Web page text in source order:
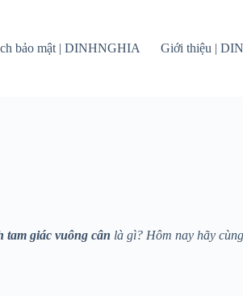
bảo mật | DINHNGHIA Giới thiệu |
tam giác vuông cân là gì? Hôm nay hãy cùng